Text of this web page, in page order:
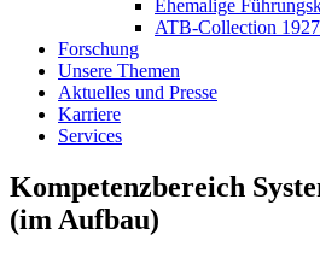
Ehemalige
ATB-Collection
Forschung
Unsere Themen
Aktuelles und Presse
Karriere
Services
Kompetenzbereich
(im Aufbau)